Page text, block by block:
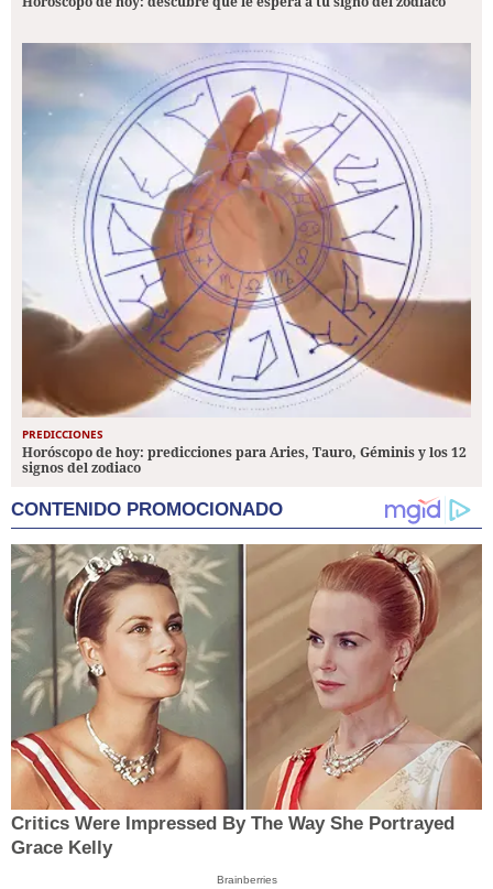
PREDICCIONES
Horóscopo de hoy: predicciones para Aries, Tauro, Géminis y los 12
signos del zodiaco
CONTENIDO PROMOCIONADO
Critics Were Impressed By The Way She Portrayed
Grace Kelly
Brainberries